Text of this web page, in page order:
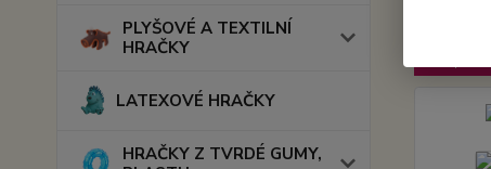
PLYŠOVÉ A TEXTILNÍ
HRAČKY
LATEXOVÉ HRAČKY
HRAČKY Z TVRDÉ GUMY,